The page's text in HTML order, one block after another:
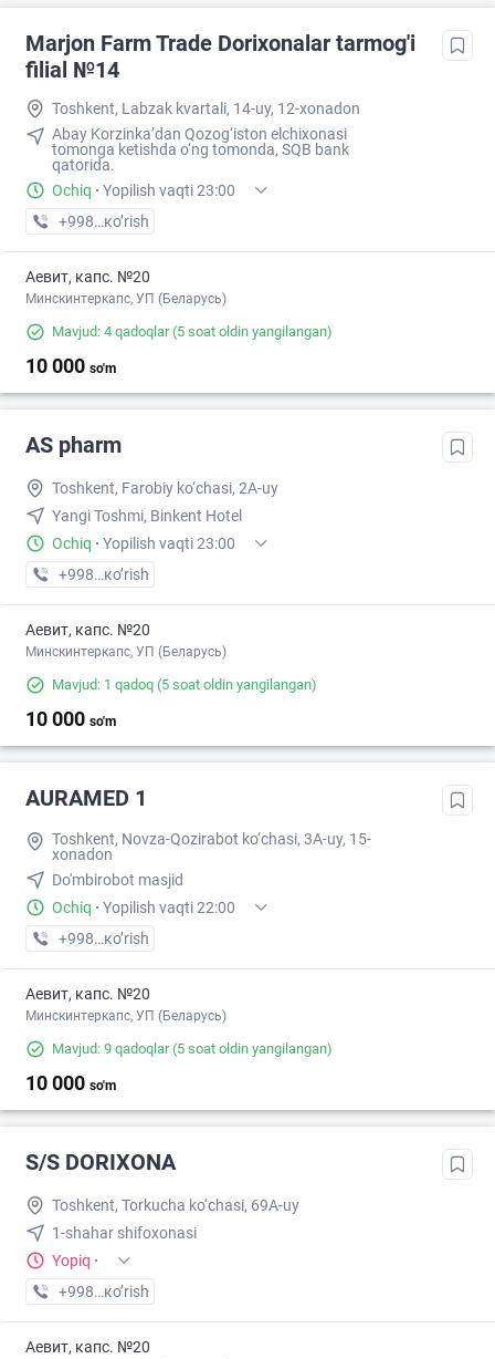
Marjon Farm Trade Dorixonalar tarmog'i
filial №14
Toshkent, Labzak kvartali, 14-uy, 12-xonadon
Abay Korzinka’dan Qozog‘iston elchixonasi
tomonga ketishda o‘ng tomonda, SQB bank
qatorida.
Ochiq · Yopilish vaqti 23:00
+998 (77) XXX-XX-XX
кo’rish
Аевит, капс. №20
Минскинтеркапс, УП (Беларусь)
Mavjud: 4 qadoqlar(5 soat oldin yangilangan)
10 000 so'm
AS pharm
Toshkent, Farobiy ko‘chasi, 2A-uy
Yangi Toshmi, Binkent Hotel
Ochiq · Yopilish vaqti 23:00
+998 (93) XXX-XX-XX
кo’rish
Аевит, капс. №20
Минскинтеркапс, УП (Беларусь)
Mavjud: 1 qadoq (5 soat oldin yangilangan)
10 000 so'm
AURAMED 1
Toshkent, Novza-Qozirabot ko‘chasi, 3A-uy, 15-
xonadon
Do'mbirobot masjid
Ochiq · Yopilish vaqti 22:00
+998 (90) XXX-XX-XX
кo’rish
Аевит, капс. №20
Минскинтеркапс, УП (Беларусь)
Mavjud: 9 qadoqlar(5 soat oldin yangilangan)
10 000 so'm
S/S DORIXONA
Toshkent, Torkucha ko‘chasi, 69A-uy
1-shahar shifoxonasi
Yopiq ·
+998 (92) XXX-XX-XX
кo’rish
Аевит, капс. №20